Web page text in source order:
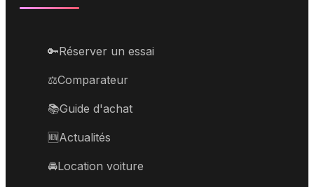
🔑Réserver un essai
⚖️Comparateur
📚Guide d'achat
🆕Actualités
🚘Location voiture